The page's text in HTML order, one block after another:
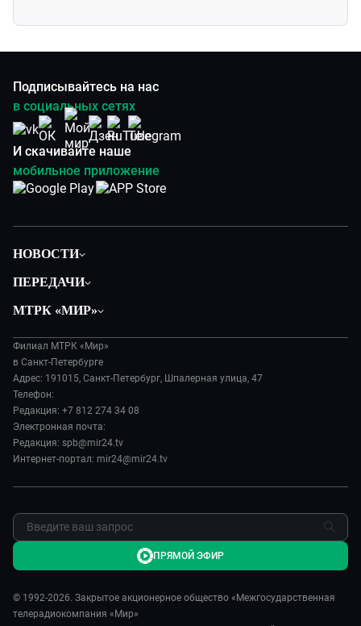
Подписывайтесь на нас
в социальных сетях
И скачивайте наше
мобильное приложение
НОВОСТИ
Происшествия
Экономика
Культура
ПЕРЕДАЧИ
Игра в кино
Исторический детектив
Миллион за 5 минут
МИР. Мнение
Мировое соглашение
Пять причин поехать в...
МТРК «МИР»
История
Руководство
Новости компании
Пресса о нас
Карьера
Реклама
Обратная связь
Филиал МТРК «Мир»
в Санкт-Петербурге
Адрес: 191015, Санкт-Петербург, Шпалерная улица, 47
Телефон:
Редакция: +7 812 274 34 08
Электронная почта:
Редакция: spb@mir24.tv
Интернет-портал: mir24@mir24.tv
© 1992-2026. Закрытое акционерное общество «Межгосударственная
телерадиокомпания «Мир»
ПРЯМОЙ ЭФИР